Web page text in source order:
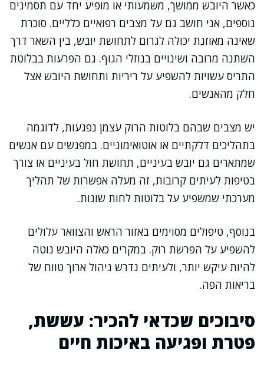
כאשר היובש ממושך, משמעותי או מופיע יחד עם תסמינים
נוספים, אני חושב גם על מצבים רפואיים כלליים. סוכרת
שאינה מאוזנת יכולה לגרום לתחושת יובש, בין השאר דרך
השתנה מרובה ושינויים בנוזלי הגוף. גם הפרעות בבלוטת
התריס עשויות להשפיע על ריריות ותחושת היובש אצל
חלק מהאנשים.
יש מצבים שבהם בלוטות הרוק עצמן נפגעות, לדוגמה
בתהליכים דלקתיים או אוטואימוניים. במפגשים עם אנשים
שמתארים גם יובש בעיניים, תחושת חול בעיניים או צורך
בטיפות לעיתים קרובות, זה מעלה אפשרות של תהליך
מערכתי שמשפיע על בלוטות לחות שונות.
בנוסף, טיפולים מסוימים באזור הראש והצוואר עלולים
להשפיע על הפרשת רוק. במקרים כאלה היובש נוטה
להיות עיקש יותר, ולעיתים נדרש ניהול ארוך טווח של
בריאות הפה.
סיבוכים שכדאי להכיר: עששת,
פטרת ופגיעה באיכות חיים